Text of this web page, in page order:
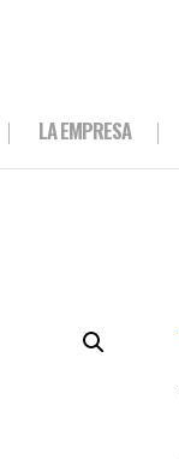
LA EMPRESA